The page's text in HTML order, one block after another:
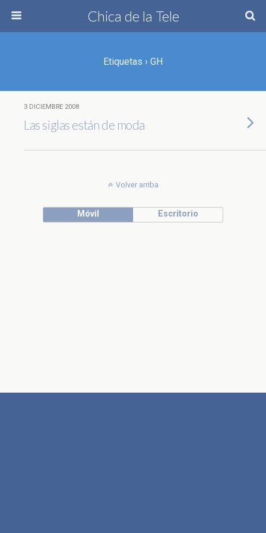
Chica de la Tele
Etiquetas › GH
3 DICIEMBRE 2008
Las siglas están de moda
Volver arriba
Móvil Escritorio